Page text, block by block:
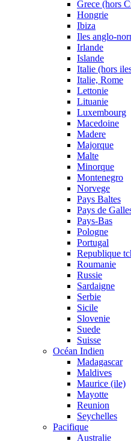
Grece (hors
Hongrie
Ibiza
Iles anglo-
Irlande
Islande
Italie (hors
Italie, Rome
Lettonie
Lituanie
Luxembourg
Macedoine
Madere
Majorque
Malte
Minorque
Montenegro
Norvege
Pays Baltes
Pays de
Pays-Bas
Pologne
Portugal
Republique
Roumanie
Russie
Sardaigne
Serbie
Sicile
Slovenie
Suede
Suisse
Océan Indien
Madagascar
Maldives
Maurice (ile)
Mayotte
Reunion
Seychelles
Pacifique
Australie